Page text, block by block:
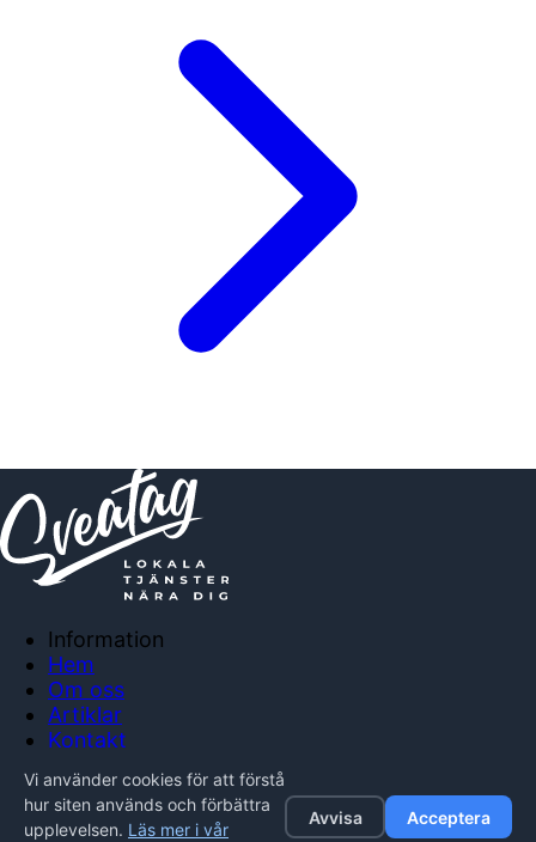
Information
Hem
Om oss
Artiklar
Kontakt
Integritetspolicy
Vi använder cookies för att förstå
hur siten används och förbättra
upplevelsen. Läs mer i vår
Avvisa Acceptera